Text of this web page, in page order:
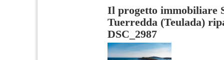
Il progetto immobiliare
Tuerredda (Teulada)
DSC_2987